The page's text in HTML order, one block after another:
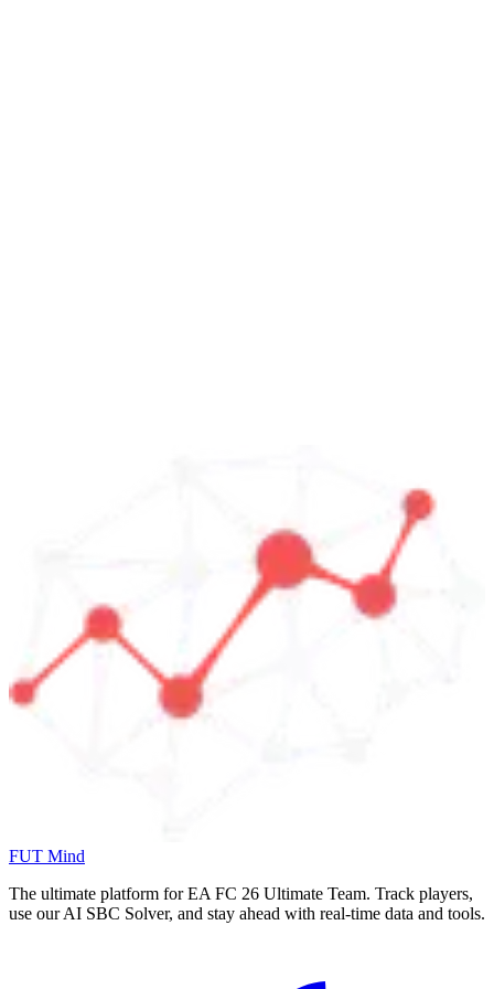
FUT Mind
The ultimate platform for EA FC 26 Ultimate Team. Track players,
use our AI SBC Solver, and stay ahead with real-time data and tools.